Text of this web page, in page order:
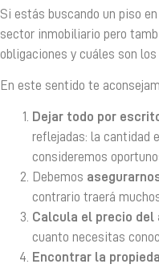
Si estás buscando un piso
sector inmobiliario pero
obligaciones y cuáles son
En este sentido te
Dejar todo por
reflejadas: la cantidad
consideremos
Debemos
contrario traerá
Calcula el precio del
cuanto necesitas
Encontrar la